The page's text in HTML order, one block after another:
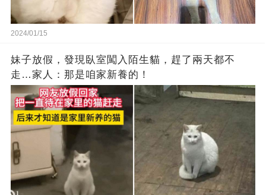
2024/01/15
妹子放假，發現臥室闖入陌生貓，趕了兩天都不
走…家人：那是咱家新養的！